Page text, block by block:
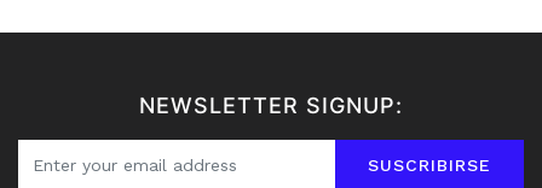
NEWSLETTER SIGNUP:
SUSCRIBIRSE